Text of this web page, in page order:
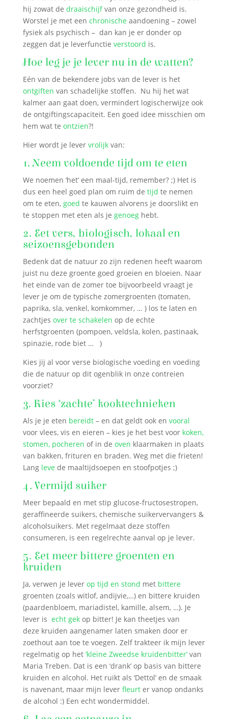
hij zowat de draaischijfvan onze gezondheid is.
Worstel je met een chronischeaandoening – zowel
fysiek als psychisch – dan kan je er donder op
zeggen dat je leverfunctie verstoord is.
Hoe leg je je lever nu in de watten?
Eén van de bekendere jobs van de lever is het
ontgiften van schadelijke stoffen. Nu hij het wat
kalmer aan gaat doen, vermindert logischerwijze ook
de ontgiftingscapaciteit. Een goed idee misschien om
hem wat te ontzien?!
Hier wordt je levervrolijkvan:
1. Neem voldoende tijd om te eten
We noemen ‘het’ een maal-tijd, remember? ;) Het is
dus een heel goed plan om ruim de tijd te nemen
om te eten, goed te kauwen alvorens je doorslikt en
te stoppen met eten als je genoeghebt.
2. Eet vers, biologisch, lokaal en
seizoensgebonden
Bedenk dat de natuur zo zijn redenen heeft waarom
juist nu deze groente goed groeien en bloeien. Naar
het einde van de zomer toe bijvoorbeeld vraagt je
lever je om de typische zomergroenten (tomaten,
paprika, sla, venkel, komkommer, … ) los te laten en
zachtjes over te schakelen op de echte
herfstgroenten (pompoen, veldsla, kolen, pastinaak,
spinazie, rode biet … )
Kies jij al voor verse biologische voeding en voeding
die de natuur op dit ogenblik in onze contreien
voorziet?
3. Kies ‘zachte’ kooktechnieken
Als je je eten bereidt– en dat geldt ook en vooral
voor vlees, vis en eieren – kies je het best voor koken,
stomen, pocheren of in de oven klaarmaken in plaats
van bakken, frituren en braden. Weg met die frieten!
Lang levede maaltijdsoepen en stoofpotjes ;)
4. Vermijd suiker
Meer bepaald en met stip glucose-fructosestropen,
geraffineerde suikers, chemische suikervervangers &
alcoholsuikers. Met regelmaat deze stoffen
consumeren, is een regelrechte aanval op je lever.
5. Eet meer bittere groenten en
kruiden
Ja, verwen je lever op tijd en stond metbittere
groenten (zoals witlof, andijvie,…) en bittere kruiden
(paardenbloem, mariadistel, kamille, alsem, …). Je
lever is echt gekop bitter! Je kan theetjes van
deze kruiden aangenamer laten smaken door er
zoethout aan toe te voegen. Zelf trakteer ik mijn lever
regelmatig op het ‘kleine Zweedse kruidenbitter’van
Maria Treben. Dat is een ‘drank’ op basis van bittere
kruiden en alcohol. Het ruikt als ‘Dettol’ en de smaak
is navenant, maar mijn lever fleurter vanop ondanks
de alcohol :) Een echt wondermiddel.